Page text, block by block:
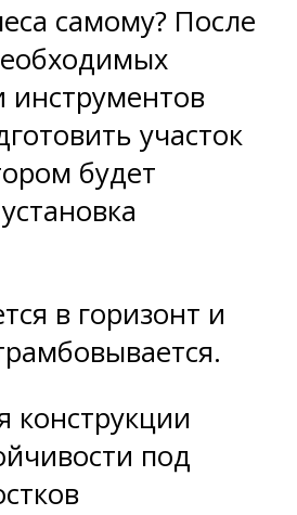
самому? После
инструментов
участок
будет
в горизонт и
конструкции
под